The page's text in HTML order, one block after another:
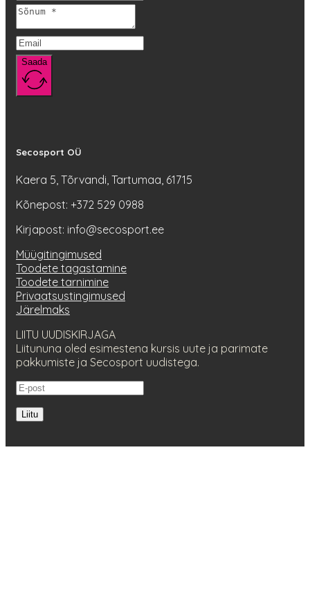
Saada
Secosport OÜ
Kaera 5, Tõrvandi, Tartumaa, 61715
Kõnepost: +372 529 0988
Kirjapost: info@secosport.ee
Müügitingimused
Toodete tagastamine
Toodete tarnimine
Privaatsustingimused
Järelmaks
LIITU UUDISKIRJAGA
Liitununa oled esimestena kursis uute ja parimate
pakkumiste ja Secosport uudistega.
Liitu